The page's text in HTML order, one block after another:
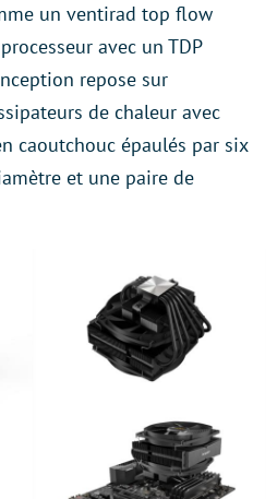
un ventirad top flow
avec un TDP
repose sur
de chaleur avec
caoutchouc épaulés par six
et une paire de